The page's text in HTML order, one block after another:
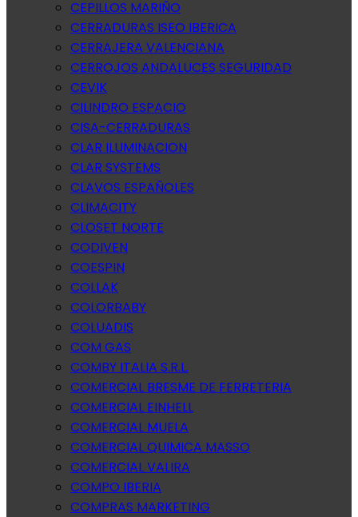
CEPILLOS MARIÑO
CERRADURAS ISEO IBERICA
CERRAJERA VALENCIANA
CERROJOS ANDALUCES SEGURIDAD
CEVIK
CILINDRO ESPACIO
CISA-CERRADURAS
CLAR ILUMINACION
CLAR SYSTEMS
CLAVOS ESPAÑOLES
CLIMACITY
CLOSET NORTE
CODIVEN
COESPIN
COLLAK
COLORBABY
COLUADIS
COM GAS
COMBY ITALIA S.R.L.
COMERCIAL BRESME DE FERRETERIA
COMERCIAL EINHELL
COMERCIAL MUELA
COMERCIAL QUIMICA MASSO
COMERCIAL VALIRA
COMPO IBERIA
COMPRAS MARKETING